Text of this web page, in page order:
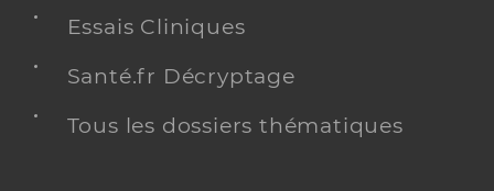
Essais Cliniques
Santé.fr Décryptage
Tous les dossiers thématiques